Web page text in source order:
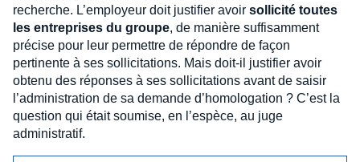
recherche. L’employeur doit justifier avoir sollicité toutes
les entreprises du groupe, de manière suffisamment
précise pour leur permettre de répondre de façon
pertinente à ses sollicitations. Mais doit-il justifier avoir
obtenu des réponses à ses sollicitations avant de saisir
l’administration de sa demande d’homologation ? C’est la
question qui était soumise, en l’espèce, au juge
administratif.